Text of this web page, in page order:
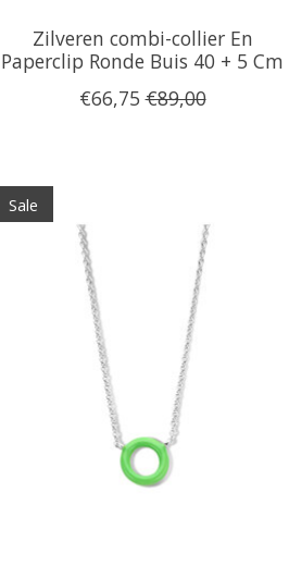
Zilveren combi-collier En
Paperclip Ronde Buis 40 + 5 Cm
€66,75 €89,00
Sale